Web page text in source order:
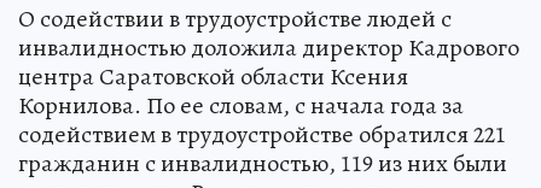
О содействии в трудоустройстве людей с
инвалидностью доложила директор Кадрового
центра Саратовской области Ксения
Корнилова. По ее словам, с начала года за
содействием в трудоустройстве обратился 221
гражданин с инвалидностью, 119 из них были